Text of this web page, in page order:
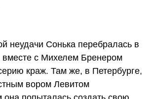
неудачи Сонька перебралась в
вместе с Михелем Бренером
краж. Там же, в Петербурге,
вором Левитом